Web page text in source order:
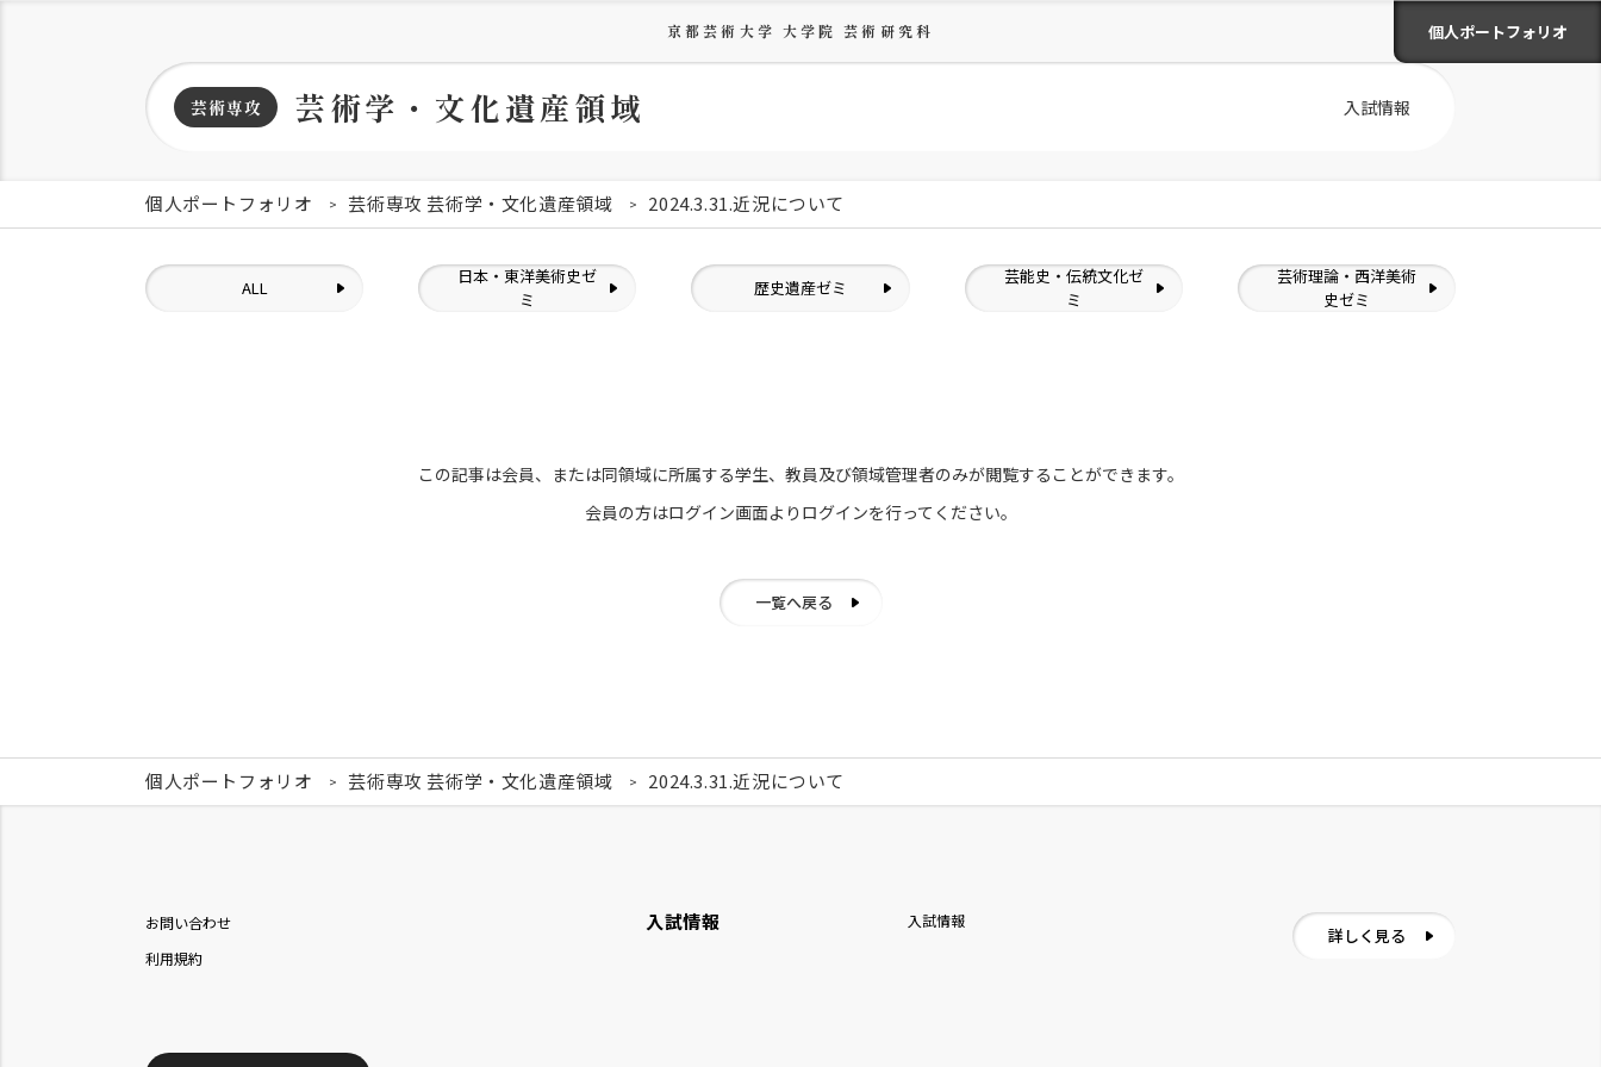
京都芸術大学 大学院 芸術研究科 個人ポートフォリオ
芸術専攻 芸術学・文化遺産領域 入試情報
個人ポートフォリオ 芸術専攻 芸術学・文化遺産領域 2024.3.31.近況について
ALL
日本・東洋美術史ゼ
ミ
歴史遺産ゼミ
芸能史・伝統文化ゼ
ミ
芸術理論・西洋美術
史ゼミ
この記事は会員、または同領域に所属する学生、教員及び領域管理者のみが閲覧することができます。
会員の方はログイン画面より ログインを行ってください。
一覧へ戻る
個人ポートフォリオ 芸術専攻 芸術学・文化遺産領域 2024.3.31.近況について
お問い合わせ
利用規約
入試情報 入試情報
詳しく見る